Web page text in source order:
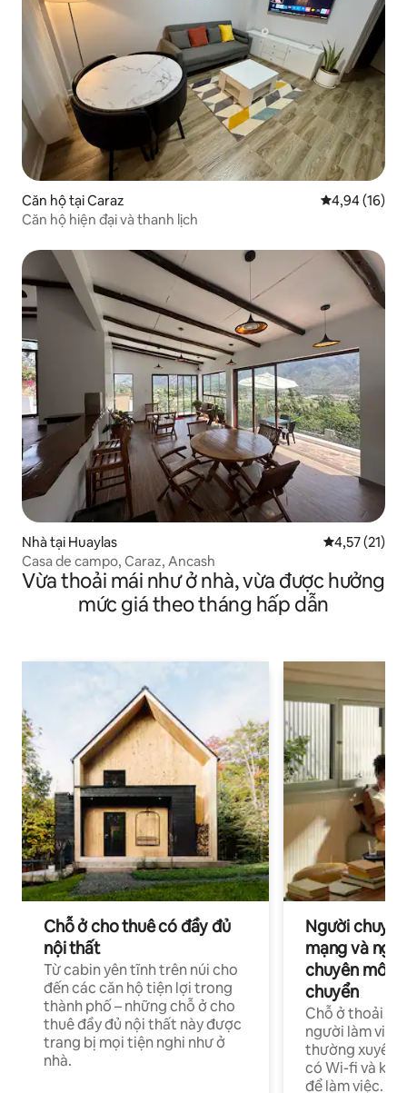
Căn hộ tại Caraz Xếp hạng
4,94 (16)
Căn hộ hiện đại và thanh lịch
Nhà tại Huaylas Xếp hạng
4,57 (21)
Casa de campo, Caraz, Ancash
Vừa thoải mái như ở nhà, vừa được hưởng
mức giá theo tháng hấp dẫn
Chỗ ở cho thuê có đầy đủ
nội thất
Từ cabin yên tĩnh trên núi cho
đến các căn hộ tiện lợi trong
thành phố – những chỗ ở cho
thuê đầy đủ nội thất này được
trang bị mọi tiện nghi như ở
nhà.
Người
mạng và
chuyên môn
chuyển
Chỗ ở thoải
người làm việc
thường xuyên
có Wi-fi và
để làm việc.